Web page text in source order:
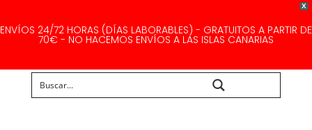
X
ENVÍOS 24/72 HORAS (DÍAS LABORABLES) - GRATUITOS A PARTIR DE
70€ - NO HACEMOS ENVÍOS A LAS ISLAS CANARIAS